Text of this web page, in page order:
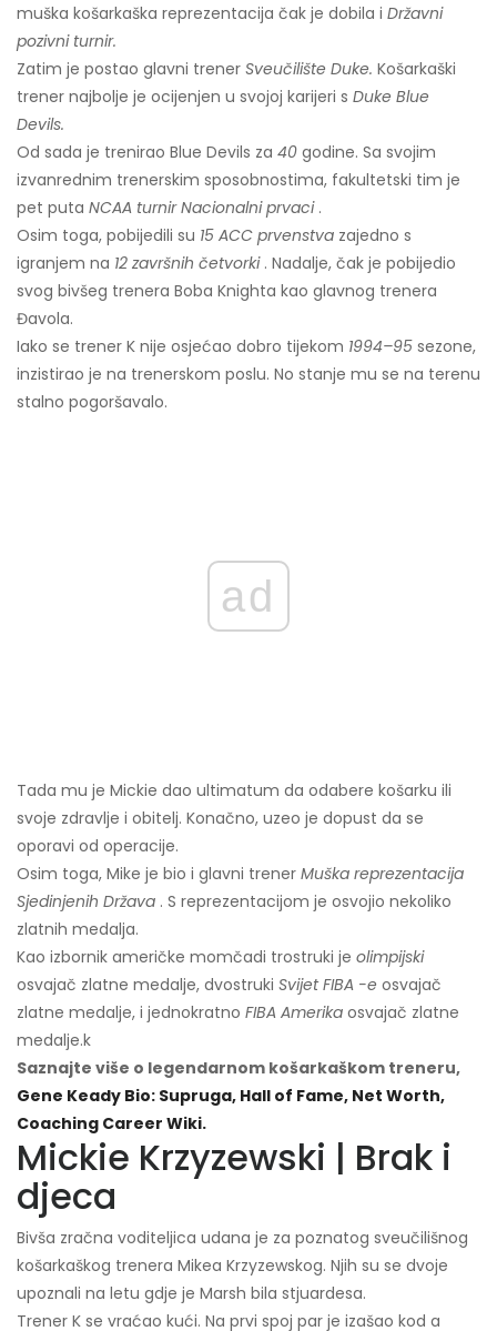
muška košarkaška reprezentacija čak je dobila i Državni
pozivni turnir.
Zatim je postao glavni trener Sveučilište Duke. Košarkaški
trener najbolje je ocijenjen u svojoj karijeri s Duke Blue
Devils.
Od sada je trenirao Blue Devils za 40 godine. Sa svojim
izvanrednim trenerskim sposobnostima, fakultetski tim je
pet puta NCAA turnir Nacionalni prvaci.
Osim toga, pobijedili su 15 ACC prvenstva zajedno s
igranjem na 12 završnih četvorki. Nadalje, čak je pobijedio
svog bivšeg trenera Boba Knighta kao glavnog trenera
Đavola.
Iako se trener K nije osjećao dobro tijekom 1994–95 sezone,
inzistirao je na trenerskom poslu. No stanje mu se na terenu
stalno pogoršavalo.
ad
Tada mu je Mickie dao ultimatum da odabere košarku ili
svoje zdravlje i obitelj. Konačno, uzeo je dopust da se
oporavi od operacije.
Osim toga, Mike je bio i glavni trener Muška reprezentacija
Sjedinjenih Država . S reprezentacijom je osvojio nekoliko
zlatnih medalja.
Kao izbornik američke momčadi trostruki je olimpijski
osvajač zlatne medalje, dvostruki Svijet FIBA ​​-e osvajač
zlatne medalje, i jednokratno FIBA Amerika osvajač zlatne
medalje.k
Saznajte više o legendarnom košarkaškom treneru,
Gene Keady Bio: Supruga, Hall of Fame, Net Worth,
Coaching Career Wiki.
Mickie Krzyzewski | Brak i
djeca
Bivša zračna voditeljica udana je za poznatog sveučilišnog
košarkaškog trenera Mikea Krzyzewskog. Njih su se dvoje
upoznali na letu gdje je Marsh bila stjuardesa.
Trener K se vraćao kući. Na prvi spoj par je izašao kod a